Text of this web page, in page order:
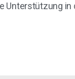
Unterstützung in